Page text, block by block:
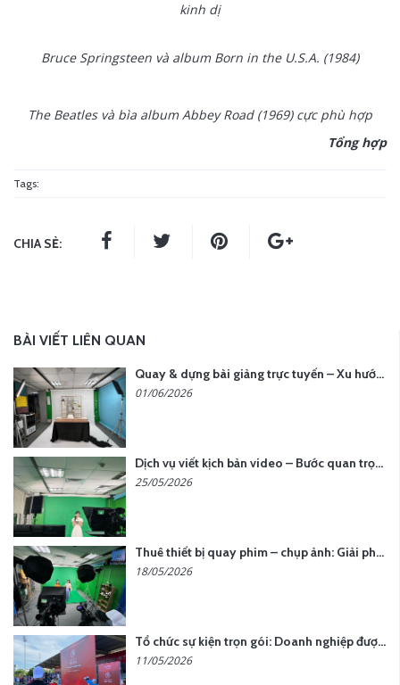
kinh dị
Bruce Springsteen và album Born in the U.S.A. (1984)
The Beatles và bìa albumAbbey Road (1969) cực phù hợp
Tổng hợp
Tags:
CHIA SẺ:
BÀI VIẾT LIÊN QUAN
Quay & dựng bài giảng trực tuyến – Xu hướng đào tạo thời đại số
01/06/2026
Dịch vụ viết kịch bản video – Bước quan trọng quyết định thành công nội dung
25/05/2026
Thuê thiết bị quay phim – chụp ảnh: Giải pháp tối ưu chi phí cho doanh nghiệp
18/05/2026
Tổ chức sự kiện trọn gói: Doanh nghiệp được gì khi chọn đơn vị chuyên nghiệp?
11/05/2026